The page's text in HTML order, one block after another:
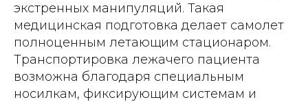
экстренных манипуляций. Такая
медицинская подготовка делает самолет
полноценным летающим стационаром.
Транспортировка лежачего пациента
возможна благодаря специальным
носилкам, фиксирующим системам и